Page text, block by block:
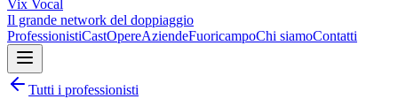
Vix Vocal
Il grande network del doppiaggio
ProfessionistiCastOpereAziendeFuoricampoChi siamoContatti
Tutti i professionisti